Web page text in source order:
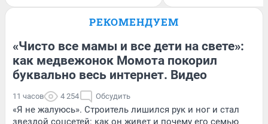
РЕКОМЕНДУЕМ
«Чисто все мамы и все дети на свете»:
как медвежонок Момота покорил
буквально весь интернет. Видео
11 часов 4 254 Обсудить
«Я не жалуюсь». Строитель лишился рук и ног и стал
звездой соцсетей: как он живет и почему его семью